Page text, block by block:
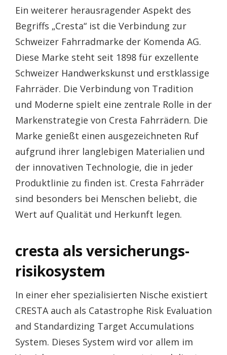
Ein weiterer herausragender Aspekt des
Begriffs „Cresta“ ist die Verbindung zur
Schweizer Fahrradmarke der Komenda AG.
Diese Marke steht seit 1898 für exzellente
Schweizer Handwerkskunst und erstklassige
Fahrräder. Die Verbindung von Tradition
und Moderne spielt eine zentrale Rolle in der
Markenstrategie von Cresta Fahrrädern. Die
Marke genießt einen ausgezeichneten Ruf
aufgrund ihrer langlebigen Materialien und
der innovativen Technologie, die in jeder
Produktlinie zu finden ist. Cresta Fahrräder
sind besonders bei Menschen beliebt, die
Wert auf Qualität und Herkunft legen.
cresta als versicherungs-
risikosystem
In einer eher spezialisierten Nische existiert
CRESTA auch als Catastrophe Risk Evaluation
and Standardizing Target Accumulations
System. Dieses System wird vor allem im